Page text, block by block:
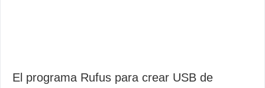
El programa Rufus para crear USB de